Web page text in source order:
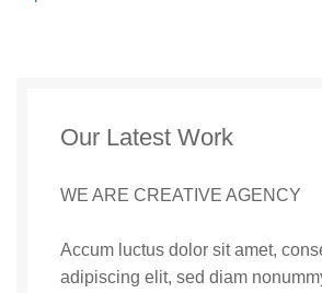
Our Latest Work
WE ARE CREATIVE AGENCY
Accum luctus dolor sit amet,
adipiscing elit, sed diam